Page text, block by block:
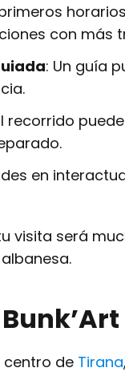
con más
: Un guía
recorrido
en
visita será
centro de Tirana